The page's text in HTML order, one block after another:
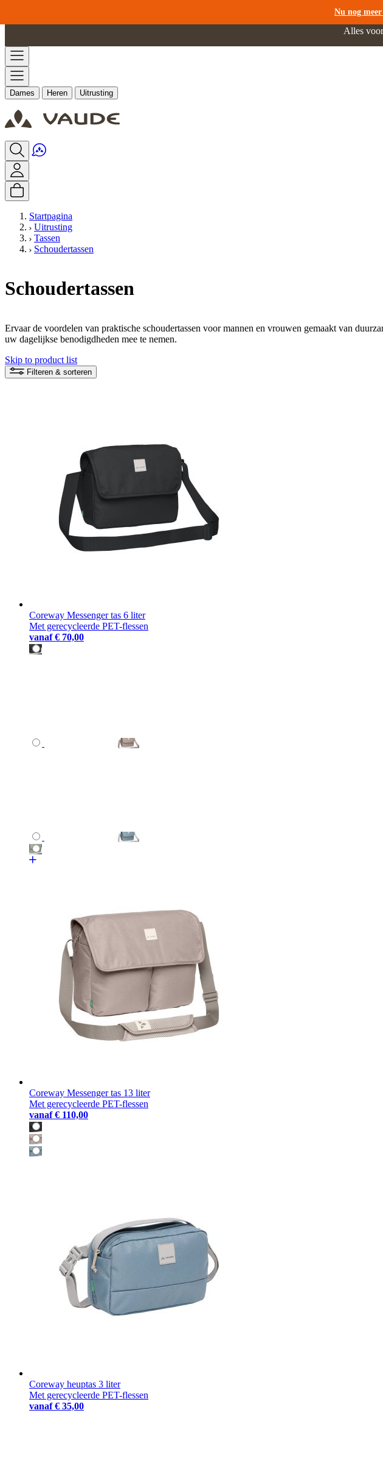
Nu nog
Alles
Dames Heren Uitrusting
Startpagina
Uitrusting
Tassen
Schoudertassen
Schoudertassen
Ervaar de voordelen van praktische schoudertassen voor mannen en vrouwen gemaakt van
uw dagelijkse benodigdheden mee te nemen.
Skip to product list
Filteren & sorteren
Coreway Messenger tas 6 liter
Met gerecycleerde PET-flessen
vanaf € 70,00
Coreway Messenger tas 13 liter
Met gerecycleerde PET-flessen
vanaf € 110,00
Coreway heuptas 3 liter
Met gerecycleerde PET-flessen
vanaf € 35,00